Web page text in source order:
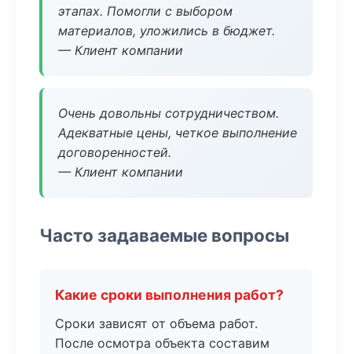
этапах. Помогли с выбором
материалов, уложились в бюджет.
— Клиент компании
Очень довольны сотрудничеством.
Адекватные цены, четкое выполнение
договоренностей.
— Клиент компании
Часто задаваемые вопросы
Какие сроки выполнения работ?
Сроки зависят от объема работ.
После осмотра объекта составим